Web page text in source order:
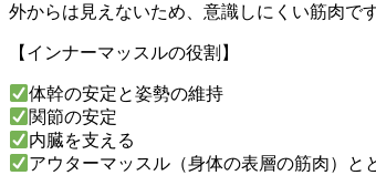
外からは見えないため、意識しにくい筋肉で
【インナーマッスルの役割】
体幹の安定と姿勢の維持
関節の安定
内臓を支える
アウターマッスル（身体の表層の筋肉）と